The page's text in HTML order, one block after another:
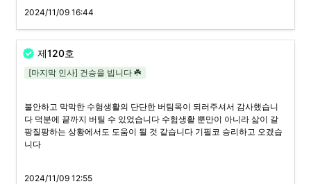
2024/11/09 16:44
제120호
[마지막 인사] 건승을 빕니다 ☘️
불안하고 막막한 수험생활의 단단한 버팀목이 되러주셔서 감사했습니
다 덕분에 끝까지 버틸 수 있었습니다 수험생활 뿐만이 아니라 삶이 갈
팡질팡하는 상황에서도 도움이 될 것 같습니다 기필코 승리하고 오겠습
니다
2024/11/09 12:55